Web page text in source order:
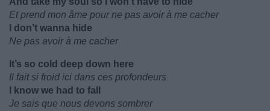
Et prend mon âme pour ne pas avoir à me cacher
I don’t wanna hide
Ne pas avoir à me cacher
It’s so cold deep down here
Il fait si froid ici dans ces profondeurs
I know we had to fall
Je sais que nous devons sombrer